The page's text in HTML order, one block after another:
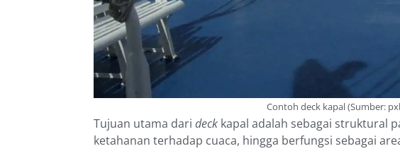
Contoh deck kapal (Sumber:
Tujuan utama dari deck kapal adalah sebagai struktural
ketahanan terhadap cuaca, hingga berfungsi sebagai